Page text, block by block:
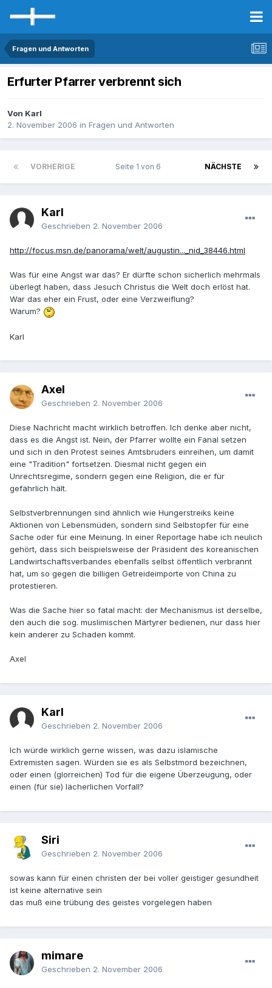
Fragen und Antworten
Erfurter Pfarrer verbrennt sich
Von Karl
2. November 2006 in Fragen und Antworten
VORHERIGE NÄCHSTE
Seite 1 von 6
Karl
Geschrieben 2. November 2006
http://focus.msn.de/panorama/welt/augustin..._nid_38446.html
Was für eine Angst war das? Er dürfte schon sicherlich mehrmals
überlegt haben, dass Jesuch Christus die Welt doch erlöst hat.
War das eher ein Frust, oder eine Verzweiflung?
Warum?
Karl
Axel
Geschrieben 2. November 2006
Diese Nachricht macht wirklich betroffen. Ich denke aber nicht,
dass es die Angst ist. Nein, der Pfarrer wollte ein Fanal setzen
und sich in den Protest seines Amtsbruders einreihen, um damit
eine "Tradition" fortsetzen. Diesmal nicht gegen ein
Unrechtsregime, sondern gegen eine Religion, die er für
gefährlich hält.
Selbstverbrennungen sind ähnlich wie Hungerstreiks keine
Aktionen von Lebensmüden, sondern sind Selbstopfer für eine
Sache oder für eine Meinung. In einer Reportage habe ich neulich
gehört, dass sich beispielsweise der Präsident des koreanischen
Landwirtschaftsverbandes ebenfalls selbst öffentlich verbrannt
hat, um so gegen die billigen Getreideimporte von China zu
protestieren.
Was die Sache hier so fatal macht: der Mechanismus ist derselbe,
den auch die sog. muslimischen Märtyrer bedienen, nur dass hier
kein anderer zu Schaden kommt.
Axel
Karl
Geschrieben 2. November 2006
Ich würde wirklich gerne wissen, was dazu islamische
Extremisten sagen. Würden sie es als Selbstmord bezeichnen,
oder einen (glorreichen) Tod für die eigene Überzeugung, oder
einen (für sie) lächerlichen Vorfall?
Siri
Geschrieben 2. November 2006
sowas kann für einen christen der bei voller geistiger gesundheit
ist keine alternative sein
das muß eine trübung des geistes vorgelegen haben
mimare
Geschrieben 2. November 2006